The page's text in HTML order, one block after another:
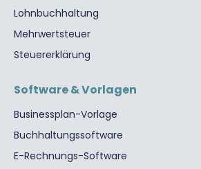
Lohnbuchhaltung
Mehrwertsteuer
Steuererklärung
Software & Vorlagen
Businessplan-Vorlage
Buchhaltungssoftware
E-Rechnungs-Software